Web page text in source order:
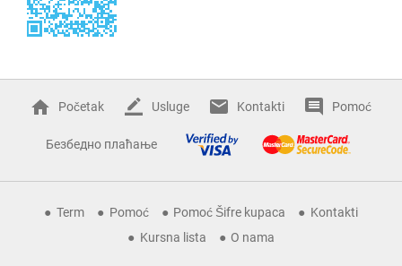
Početak Usluge Kontakti Pomoć
Безбедно плаћање
Term Pomoć Pomoć Šifre kupaca
Kontakti
Kursna lista
O nama